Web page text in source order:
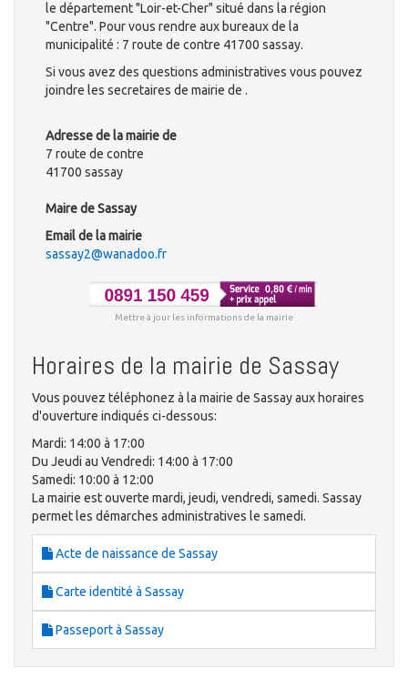
le département "Loir-et-Cher" situé dans la région
"Centre". Pour vous rendre aux bureaux de la
municipalité : 7 route de contre 41700 sassay.
Si vous avez des questions administratives vous pouvez
joindre les secretaires de mairie de .
Adresse de la mairie de
7 route de contre
41700 sassay
Maire de Sassay
Email de la mairie
sassay2@wanadoo.fr
Mettre à jour les informations de la mairie
Horaires de la mairie de Sassay
Vous pouvez téléphonez à la mairie de Sassay aux horaires
d'ouverture indiqués ci-dessous:
Mardi: 14:00 à 17:00
Du Jeudi au Vendredi: 14:00 à 17:00
Samedi: 10:00 à 12:00
La mairie est ouverte mardi, jeudi, vendredi, samedi. Sassay
permet les démarches administratives le samedi.
Acte de naissance de Sassay
Carte identité à Sassay
Passeport à Sassay